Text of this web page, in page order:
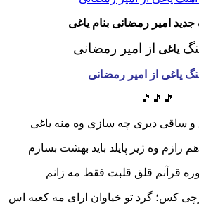
جدید امیر رمضانی بنام یاغی
یاغی از امیر رمضانی
یاغی از امیر رمضانی
🎵🎵🎵
و ساقی دیری چه سازی وه منه یاغی
رازم وه ژیر پایلد باید بهشت بسازم
قرآنم قلق قلبت فقط مه زانم
کس؛ گرد تو خیاوان ارای مه کعبه اس